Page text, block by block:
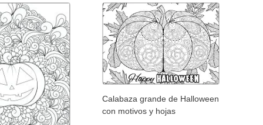
Calabaza grande de Halloween
con motivos y hojas